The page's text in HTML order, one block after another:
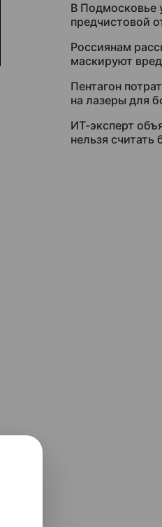
В Подмосковье
предчистовой
Россиянам
маскируют
Пентагон
на лазеры для
ИТ-эксперт
нельзя считать